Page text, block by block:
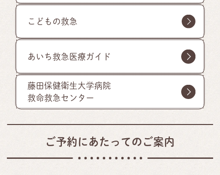
こどもの救急
あいち救急医療ガイド
藤田保健衛生大学病院
救命救急センター
ご予約にあたってのご案内